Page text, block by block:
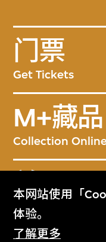
本网站使用「
体验。
了解更多
门票
Get Tickets
M+藏品
Collection
关于
About the